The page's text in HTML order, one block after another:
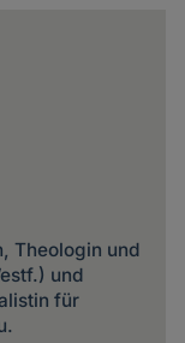
Theologin und
und
für